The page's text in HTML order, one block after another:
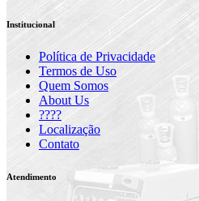
Institucional
Política de Privacidade
Termos de Uso
Quem Somos
About Us
????
Localização
Contato
Atendimento